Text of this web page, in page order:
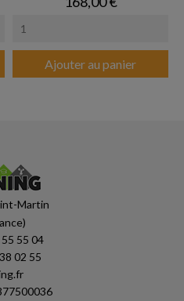
Ajouter au panier
Martin
55 04
02 55